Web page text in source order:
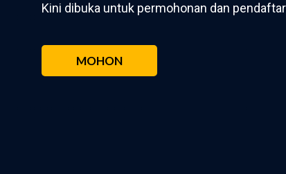
Kini dibuka untuk permohonan dan
MOHON